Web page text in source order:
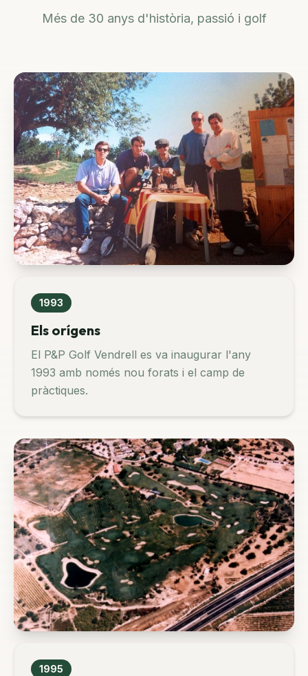
Més de 30 anys d'història, passió i golf
1993
Els orígens
El P&P Golf Vendrell es va inaugurar l'any
1993 amb només nou forats i el camp de
pràctiques.
1995